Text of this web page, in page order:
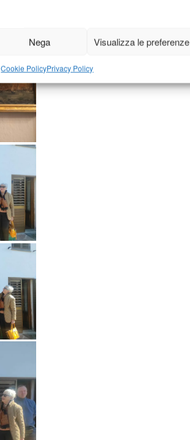
Nega Visualizza le preferenze
Cookie PolicyPrivacy Policy